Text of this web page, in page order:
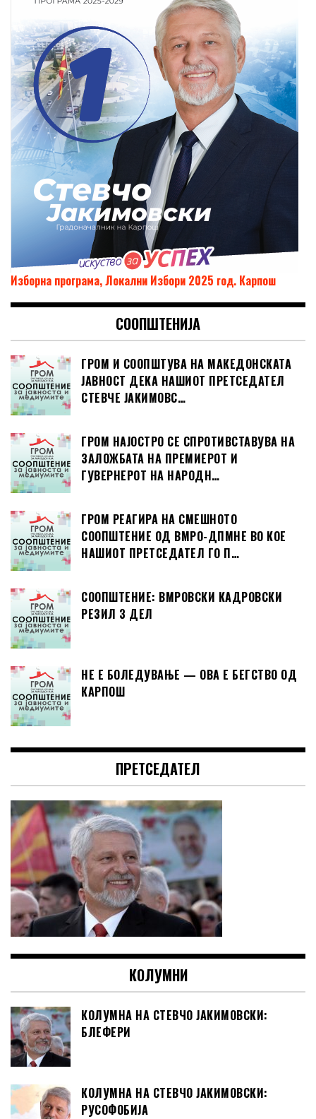
Изборна програма, Локални Избори 2025 год. Карпош
СООПШТЕНИЈА
ГРОМ И СООПШТУВА НА МАКЕДОНСКАТА
ЈАВНОСТ ДЕКА НАШИОТ ПРЕТСЕДАТЕЛ
СТЕВЧЕ ЈАКИМОВС…
ГРОМ НАЈОСТРО СЕ СПРОТИВСТАВУВА НА
ЗАЛОЖБАТА НА ПРЕМИЕРОТ И
ГУВЕРНЕРОТ НА НАРОДН…
ГРОМ РЕАГИРА НА СМЕШНОТО
СООПШТЕНИЕ ОД ВМРО-ДПМНЕ ВО КОЕ
НАШИОТ ПРЕТСЕДАТЕЛ ГО П…
СООПШТЕНИЕ: ВМРОВСКИ КАДРОВСКИ
РЕЗИЛ 3 ДЕЛ
НЕ Е БОЛЕДУВАЊЕ — ОВА Е БЕГСТВО ОД
КАРПОШ
ПРЕТСЕДАТЕЛ
КОЛУМНИ
КОЛУМНА НА СТЕВЧО ЈАКИМОВСКИ:
БЛЕФЕРИ
КОЛУМНА НА СТЕВЧО ЈАКИМОВСКИ:
РУСОФОБИЈА